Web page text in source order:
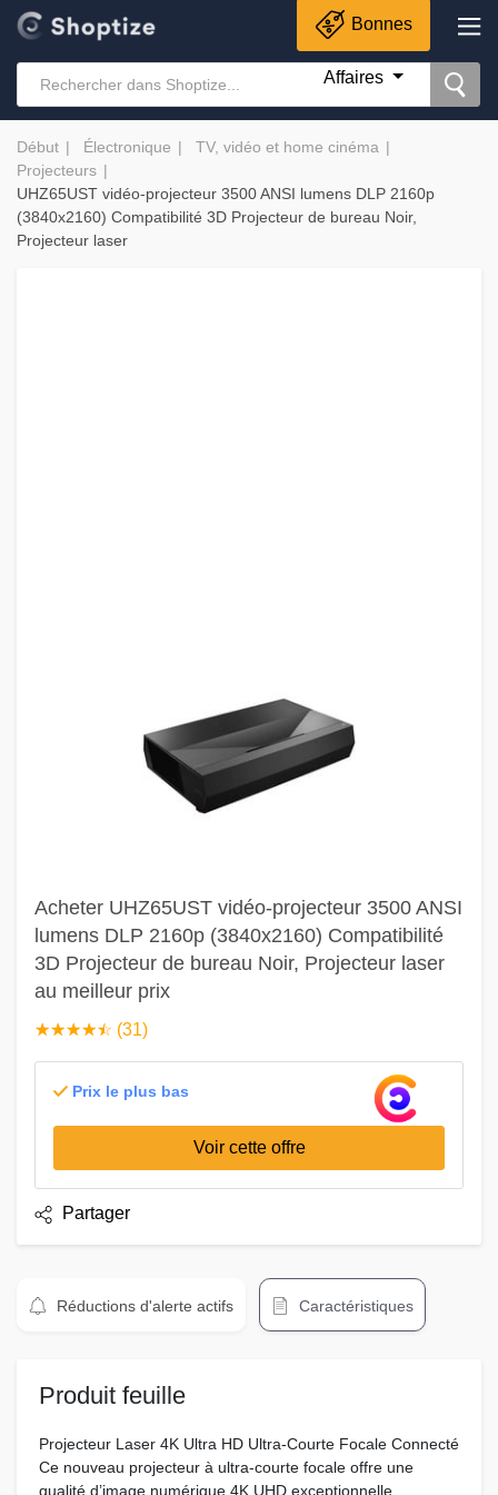
Bonnes
Affaires
Début Électronique
TV, vidéo et home cinéma
Projecteurs
UHZ65UST vidéo-projecteur 3500 ANSI lumens DLP 2160p
(3840x2160) Compatibilité 3D Projecteur de bureau Noir,
Projecteur laser
Acheter UHZ65UST vidéo-projecteur 3500 ANSI
lumens DLP 2160p (3840x2160) Compatibilité
3D Projecteur de bureau Noir, Projecteur laser
au meilleur prix
☆☆☆☆☆
★★★★★ (31)
Prix le plus bas
Voir cette offre
Partager
Réductions d'alerte actifs Caractéristiques
Produit feuille
Projecteur Laser 4K Ultra HD Ultra-Courte Focale Connecté
Ce nouveau projecteur à ultra-courte focale offre une
qualité d’image numérique 4K UHD exceptionnelle